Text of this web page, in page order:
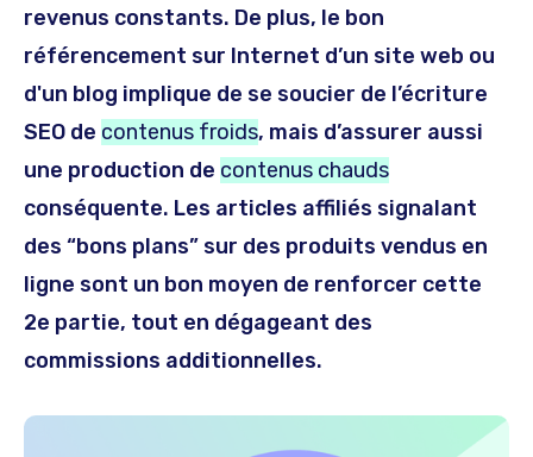
revenus constants. De plus, le bon
référencement sur Internet d’un site web ou
d'un blog implique de se soucier de l’écriture
SEO de contenus froids, mais d’assurer aussi
une production de contenus chauds
conséquente. Les articles affiliés signalant
des “bons plans” sur des produits vendus en
ligne sont un bon moyen de renforcer cette
2e partie, tout en dégageant des
commissions additionnelles.